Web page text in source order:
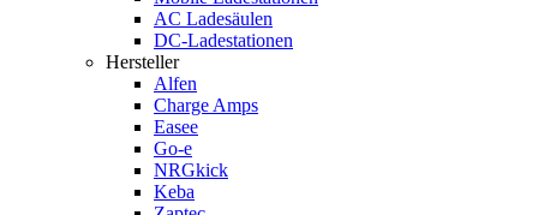
AC Ladesäulen
DC-Ladestationen
Hersteller
Alfen
Charge Amps
Easee
Go-e
NRGkick
Keba